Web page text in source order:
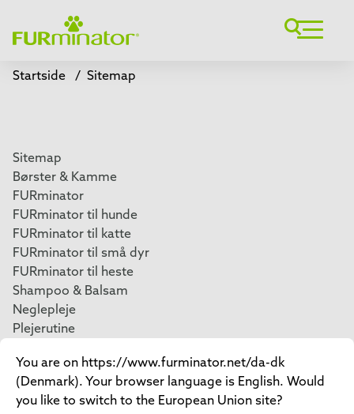
Startside / Sitemap
Sitemap
Børster & Kamme
FURminator
FURminator til hunde
FURminator til katte
FURminator til små dyr
FURminator til heste
Shampoo & Balsam
Neglepleje
Plejerutine
Pleje
Sådan holder du din hunds pels sund og skinnende
Børst dit kæledyr hver dag
You are on https://www.furminator.net/da-dk
(Denmark). Your browser language is English. Would
you like to switch to the European Union site?